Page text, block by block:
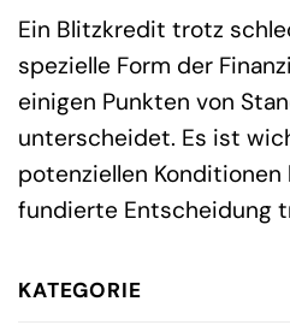
Ein Blitzkredit trotz
spezielle Form der
einigen Punkten von
unterscheidet. Es ist
potenziellen Konditionen
fundierte Entscheidung
KATEGORIE